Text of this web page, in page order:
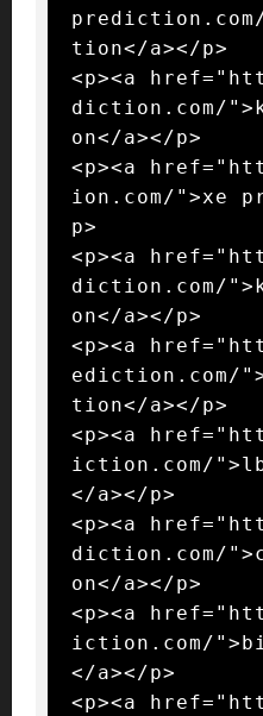
tion</a></p>
<p><a
diction.com/
on</a></p>
<p><a
ion.com/">xe
p>
<p><a
diction.com/
on</a></p>
<p><a
ediction.com/
tion</a></p>
<p><a
iction.com/
</a></p>
<p><a
diction.com/
on</a></p>
<p><a
iction.com/
</a></p>
<p><a